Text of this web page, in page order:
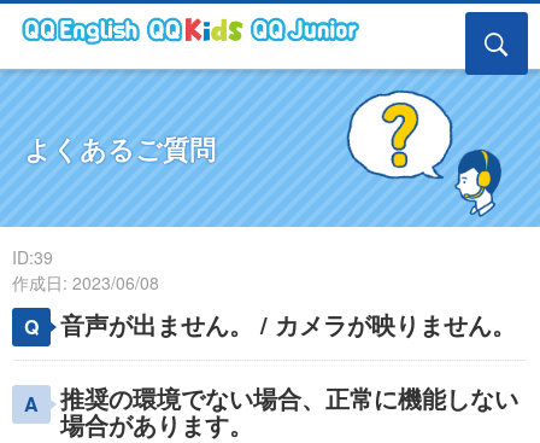
よくあるご質問
ID:39
作成日: 2023/06/08
音声が出ません。 / カメラが映りません。
推奨の環境でない場合、正常に機能しない
場合があります。